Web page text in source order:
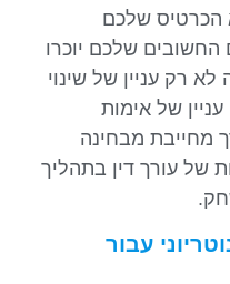
הכרטיס שלכם
שלכם יוכרו
רק עניין של שינוי
של אימות
מחייבת מבחינה
של עורך דין בתהליך
עבור